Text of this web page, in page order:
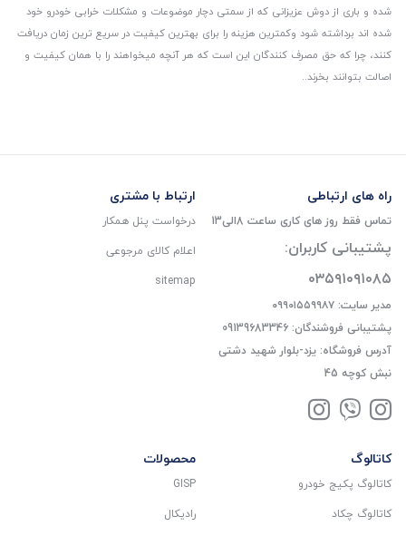
شده و باری از دوش عزیزانی که از سمتی دچار موضوعات و مشکلات خرابی خودرو خود
شده اند برداشته شود و‌کمترین هزینه را برای بهترین کیفیت در سریع ترین زمان دریافت
کنند، چرا که حق مصرف کنندگان این است که هر آنچه میخواهند را با همان کیفیت و
اصالت بتوانند بخرند..
راه های ارتباطی
تماس فقط روز های کاری ساعت 8الی13
پشتیبانی کاربران:
۰۳۵۹۱۰۹۱۰۸۵
مدیر سایت: ۰۹۹۰۱۵۵۹۹۸۷
پشتیبانی فروشندگان: 09139683346
آدرس فروشگاه: یزد-بلوار شهید دشتی
نبش کوچه 45
ارتباط با مشتری
درخواست پنل همکار
اعلام کالای مرجوعی
sitemap
کاتالوگ
کاتالوگ پکیج خودرو
کاتالوگ چکاد
محصولات
GISP
رادیکال